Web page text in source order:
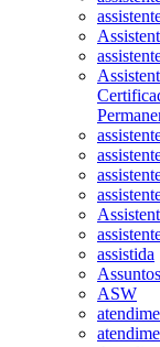
assistida
ASW